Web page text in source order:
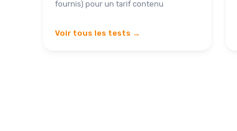
fournis) pour un tarif contenu
Voir tous les tests →